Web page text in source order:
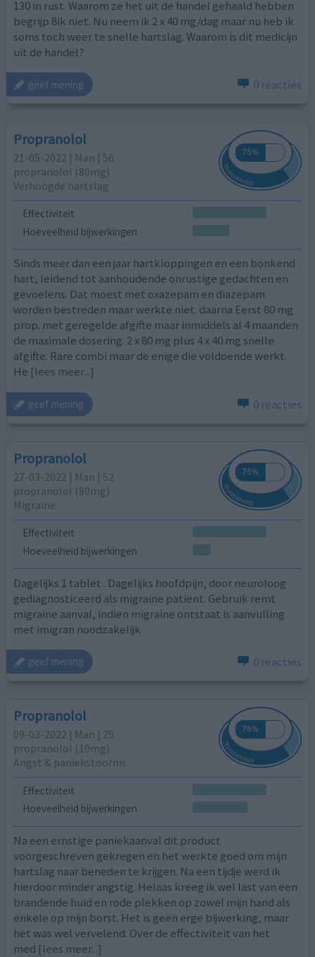
130 in rust. Waarom ze het uit de handel gehaald hebben
begrijp 8ik niet. Nu neem ik 2 x 40 mg/dag maar nu heb ik
soms toch weer te snelle hartslag. Waarom is dit medicijn
uit de handel?
geef mening 0 reacties
Propranolol
21-05-2022 | Man | 56
propranolol (80mg)
Verhoogde hartslag
Effectiviteit
Hoeveelheid bijwerkingen
Sinds meer dan een jaar hartkloppingen en een bonkend
hart, leidend tot aanhoudende onrustige gedachten en
gevoelens. Dat moest met oxazepam en diazepam
worden bestreden maar werkte niet. daarna Eerst 80 mg
prop. met geregelde afgifte maar inmiddels al 4 maanden
de maximale dosering. 2 x 80 mg plus 4 x 40 mg snelle
afgifte. Rare combi maar de enige die voldoende werkt.
He [lees meer...]
geef mening 0 reacties
Propranolol
27-03-2022 | Man | 52
propranolol (80mg)
Migraine
Effectiviteit
Hoeveelheid bijwerkingen
Dagelijks 1 tablet . Dagelijks hoofdpijn, door neuroloog
gediagnosticeerd als migraine patiënt. Gebruik remt
migraine aanval, indien migraine ontstaat is aanvulling
met imigran noodzakelijk
geef mening 0 reacties
Propranolol
09-03-2022 | Man | 25
propranolol (10mg)
Angst & paniekstoornis
Effectiviteit
Hoeveelheid bijwerkingen
Na een ernstige paniekaanval dit product
voorgeschreven gekregen en het werkte goed om mijn
hartslag naar beneden te krijgen. Na een tijdje werd ik
hierdoor minder angstig. Helaas kreeg ik wel last van een
brandende huid en rode plekken op zowel mijn hand als
enkele op mijn borst. Het is geen erge bijwerking, maar
het was wel vervelend. Over de effectiviteit van het
med [lees meer...]